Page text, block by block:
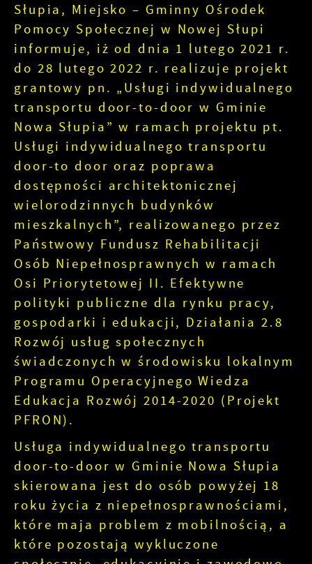
Słupia, Miejsko – Gminny Ośrodek
Pomocy Społecznej w Nowej Słupi
informuje, iż od dnia 1 lutego 2021 r.
do 28 lutego 2022 r. realizuje projekt
grantowy pn. „Usługi indywidualnego
transportu door-to-door w Gminie
Nowa Słupia” w ramach projektu pt.
Usługi indywidualnego transportu
door-to door oraz poprawa
dostępności architektonicznej
wielorodzinnych budynków
mieszkalnych”, realizowanego przez
Państwowy Fundusz Rehabilitacji
Osób Niepełnosprawnych w ramach
Osi Priorytetowej II. Efektywne
polityki publiczne dla rynku pracy,
gospodarki i edukacji, Działania 2.8
Rozwój usług społecznych
świadczonych w środowisku lokalnym
Programu Operacyjnego Wiedza
Edukacja Rozwój 2014-2020 (Projekt
PFRON).
Usługa indywidualnego transportu
door-to-door w Gminie Nowa Słupia
skierowana jest do osób powyżej 18
roku życia z niepełnosprawnościami,
które maja problem z mobilnością, a
które pozostają wykluczone